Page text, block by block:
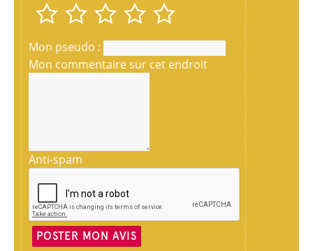
Mon pseudo :
Mon commentaire sur cet endroit
Anti-spam
POSTER MON AVIS